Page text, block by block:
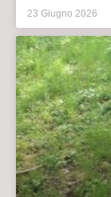
23 Giugno 2026